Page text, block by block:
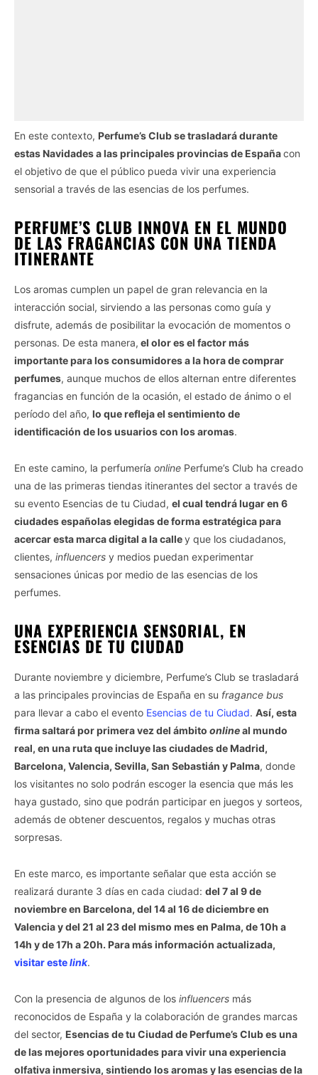
En este contexto, Perfume’s Club se trasladará durante
estas Navidades a las principales provincias de Españacon
el objetivo de que el público pueda vivir una experiencia
sensorial a través de las esencias de los perfumes.
PERFUME’S CLUB INNOVA EN EL MUNDO
DE LAS FRAGANCIAS CON UNA TIENDA
ITINERANTE
Los aromas cumplen un papel de gran relevancia en la
interacción social, sirviendo a las personas como guía y
disfrute, además de posibilitar la evocación de momentos o
personas. De esta manera, el olor es el factor más
importante para los consumidores a la hora de comprar
perfumes, aunque muchos de ellos alternan entre diferentes
fragancias en función de la ocasión, el estado de ánimo o el
período del año, lo que refleja el sentimiento de
identificación de los usuarios con los aromas.
En este camino, la perfumería online Perfume’s Club ha creado
una de las primeras tiendas itinerantes del sector a través de
su evento Esencias de tu Ciudad, el cual tendrá lugar en 6
ciudades españolas elegidas de forma estratégica para
acercar esta marca digital a la calley que los ciudadanos,
clientes, influencers y medios puedan experimentar
sensaciones únicas por medio de las esencias de los
perfumes.
UNA EXPERIENCIA SENSORIAL, EN
ESENCIAS DE TU CIUDAD
Durante noviembre y diciembre, Perfume’s Club se trasladará
a las principales provincias de España en su fragance bus
para llevar a cabo el evento Esencias de tu Ciudad. Así, esta
firma saltará por primera vez del ámbito onlineal mundo
real, en una ruta que incluye las ciudades de Madrid,
Barcelona, Valencia, Sevilla, San Sebastián y Palma, donde
los visitantes no solo podrán escoger la esencia que más les
haya gustado, sino que podrán participar en juegos y sorteos,
además de obtener descuentos, regalos y muchas otras
sorpresas.
En este marco, es importante señalar que esta acción se
realizará durante 3 días en cada ciudad: del 7 al 9 de
noviembre en Barcelona, del 14 al 16 de diciembre en
Valencia y del 21 al 23 del mismo mes en Palma, de 10h a
14h y de 17h a 20h. Para más información actualizada,
visitar estelink.
Con la presencia de algunos de los influencers más
reconocidos de España y la colaboración de grandes marcas
del sector, Esencias de tu Ciudad de Perfume’s Club es una
de las mejores oportunidades para vivir una experiencia
olfativa inmersiva, sintiendo los aromas y las esencias de la